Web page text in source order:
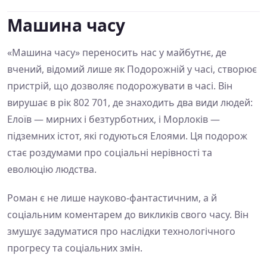
Машина часу
«Машина часу» переносить нас у майбутнє, де
вчений, відомий лише як Подорожній у часі, створює
пристрій, що дозволяє подорожувати в часі. Він
вирушає в рік 802 701, де знаходить два види людей:
Елоїв — мирних і безтурботних, і Морлоків —
підземних істот, які годуються Елоями. Ця подорож
стає роздумами про соціальні нерівності та
еволюцію людства.
Роман є не лише науково-фантастичним, а й
соціальним коментарем до викликів свого часу. Він
змушує задуматися про наслідки технологічного
прогресу та соціальних змін.